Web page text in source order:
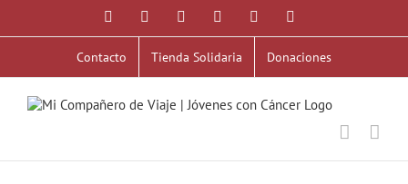
contenido
Facebook YouTubeInstagramCorreo
Contacto Tienda Solidaria Donaciones